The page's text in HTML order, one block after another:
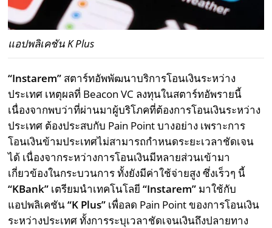
แอปพลิเคชัน K Plus
“Instarem” สตาร์ทอัพพัฒนาบริการโอนเงินระหว่าง
ประเทศ เหตุผลที่ Beacon VC ลงทุนในสตาร์ทอัพรายนี้
เนื่องจากพบว่าที่ผ่านมาผู้บริโภคที่ต้องการโอนเงินระหว่าง
ประเทศ ต้องประสบกับ Pain Point บางอย่าง เพราะการ
โอนเงินข้ามประเทศไม่สามารถกำหนดระยะเวลาชัดเจน
ได้ เนื่องจากระหว่างการโอนเงินมีหลายส่วนเข้ามา
เกี่ยวข้องในกระบวนการ ทั้งยังมีค่าใช้จ่ายสูง ซึ่งเร็วๆ นี้
“KBank” เตรียมนำเทคโนโลยี“Instarem” มาใช้กับ
แอปพลิเคชัน“K Plus” เพื่อลด Pain Point ของการโอนเงิน
ระหว่างประเทศ ทั้งการระบุเวลาชัดเจนเงินถึงปลายทาง